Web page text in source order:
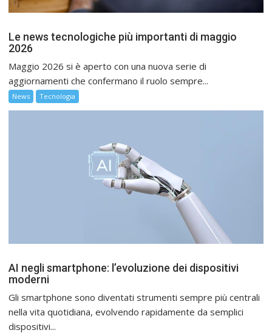
Le news tecnologiche più importanti di maggio
2026
Maggio 2026 si è aperto con una nuova serie di
aggiornamenti che confermano il ruolo sempre...
News Tecnologia
AI negli smartphone: l’evoluzione dei dispositivi
moderni
Gli smartphone sono diventati strumenti sempre più centrali
nella vita quotidiana, evolvendo rapidamente da semplici
dispositivi...